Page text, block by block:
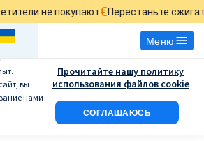
не покупают€Перестаньте сжигать
Меню
eСommerce
вы
нами
СОГЛАШАЮСЬ
Прочитайте нашу политику
использования файлов cookie